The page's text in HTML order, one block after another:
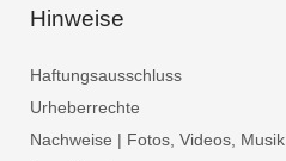
Hinweise
Haftungsausschluss
Urheberrechte
Nachweise | Fotos, Videos, Musik